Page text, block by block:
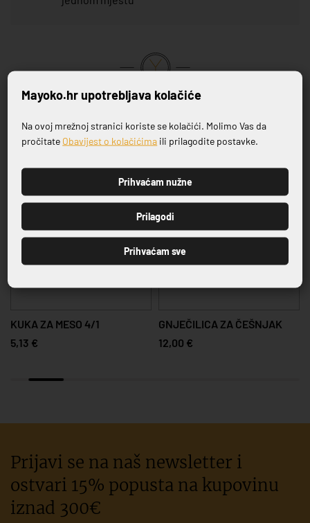
VRHUNSKA KVALITETA PROIZVODA
Povezani proizvodi
KUKA ZA MESO 4/1
5,13 €
GNJEČILICA ZA ČEŠNJAK
12,00 €
Prijavi se na naš newsletter i
ostvari 15% popusta na kupovinu
iznad 300€
Prijavite se na naš newsletter
PRIJAVI SE
Mayoko.hr upotrebljava kolačiće
Na ovoj mrežnoj stranici koriste se kolačići. Molimo Vas da
pročitate Obavijest o kolačićima ili prilagodite postavke.
Prihvaćam nužne
Prilagodi
Prihvaćam sve